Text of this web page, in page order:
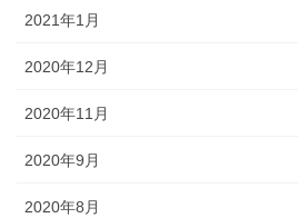
2021年1月
2020年12月
2020年11月
2020年9月
2020年8月